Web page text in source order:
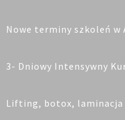
Nowe terminy szkoleń w
3- Dniowy Intensywny
Lifting, botox, laminacja